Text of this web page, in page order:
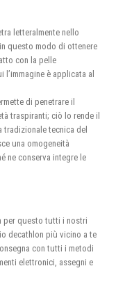
letteralmente nello
questo modo di ottenere
con la pelle
è applicata al
di penetrare il
traspiranti; ciò lo rende il
tecnica del
una omogeneità
ne conserva integre le
per questo tutti i nostri
decathlon più vicino a te
con tutti i metodi
elettronici, assegni e